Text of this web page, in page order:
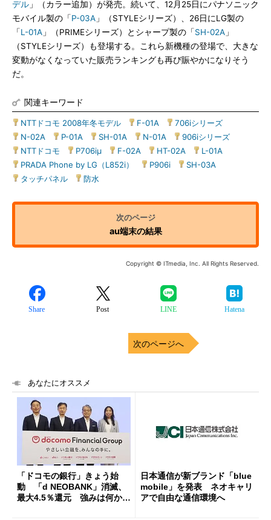
デル 」（カラー追加）が発売。続いて、12月25日にパナソニック
モバイル製の「P-03A 」（STYLEシリーズ）、26日にLG製の
「L-01A 」（PRIMEシリーズ）とシャープ製の「SH-02A 」
（STYLEシリーズ）も登場する。これら新機種の登場で、大きな
変動がなくなっていた販売ランキングも再び賑やかになりそう
だ。
関連キーワード
NTTドコモ 2008年冬モデル F-01A 706iシリーズ
N-02A
P-01A SH-01A N-01A 906iシリーズ
NTTドコモ
P706iμ F-02A HT-02A L-01A
PRADA Phone by LG（L852i）
P906i SH-03A
タッチパネル
防水
au端末の結果
Copyright © ITmedia, Inc. All Rights Reserved.
Share Post LINE Hatena
次のページへ
あなたにオススメ
「ドコモの銀行」きょう始
動 「d NEOBANK」消滅、
最大4.5％還元 強みは何か解
日本通信が新ブランド「blue
mobile」を発表 ネオキャリ
アで自由な通信環境へ